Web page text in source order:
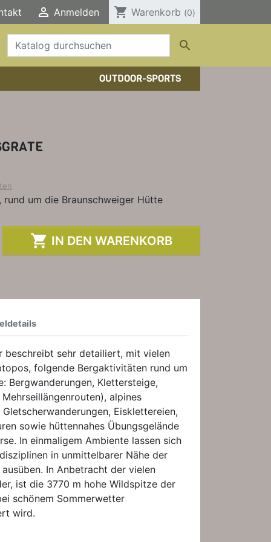
 Anmelden shopping_cart Warenkorb (0)

T-SHIRTS, SONSTIGES
OUTDOOR-SPORTS
um die Braunschweiger Hütte
 IN DEN WARENKORB
beschreibt sehr detailiert, mit vielen
folgende Bergaktivitäten rund um
Bergwanderungen, Klettersteige,
alpines
Eisklettereien,
sowie hüttennahes Übungsgelände
In einmaligem Ambiente lassen sich
in unmittelbarer Nähe der
In Anbetracht der vielen
ist die 3770 m hohe Wildspitze der
schönem Sommerwetter
wird.